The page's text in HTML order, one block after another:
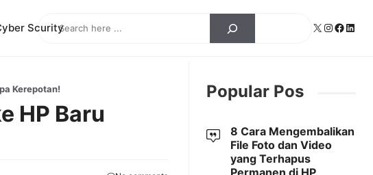
Search X Instagram
Scurity
Kerepotan!
HP Baru
Popular Pos
8 Cara Mengembalikan
File Foto dan Video
yang Terhapus
Permanen di HP